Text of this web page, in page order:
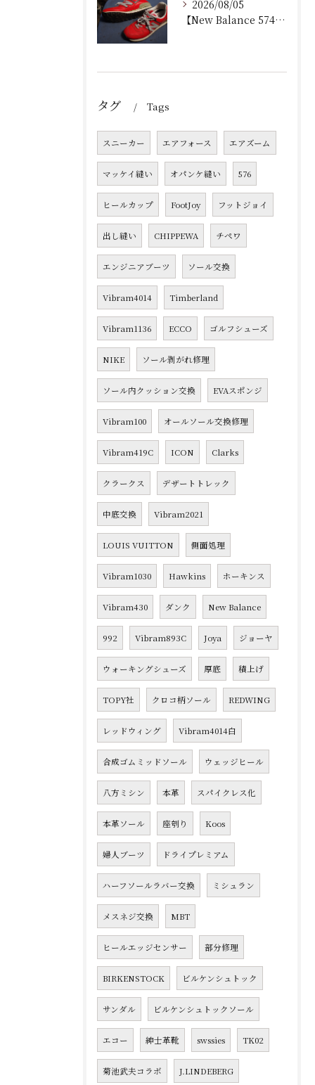
2026/08/05
【New Balance 574 修理｜加水分解したウェッジ...
タグ Tags
スニーカー エアフォース エアズーム
マッケイ縫い オパンケ縫い 576
ヒールカップ FootJoy フットジョイ
出し縫い CHIPPEWA チペワ
エンジニアブーツ ソール交換
Vibram4014 Timberland
Vibram1136 ECCO ゴルフシューズ
NIKE ソール剥がれ修理
ソール内クッション交換 EVAスポンジ
Vibram100 オールソール交換修理
Vibram419C ICON Clarks
クラークス デザートトレック
中底交換 Vibram2021
LOUIS VUITTON 側面処理
Vibram1030 Hawkins ホーキンス
Vibram430 ダンク New Balance
992 Vibram893C Joya ジョーヤ
ウォーキングシューズ 厚底 積上げ
TOPY社 クロコ柄ソール REDWING
レッドウィング Vibram4014白
合成ゴムミッドソール ウェッジヒール
八方ミシン 本革 スパイクレス化
本革ソール 座刳り Koos
婦人ブーツ ドライプレミアム
ハーフソールラバー交換 ミシュラン
メスネジ交換 MBT
ヒールエッジセンサー 部分修理
BIRKENSTOCK ビルケンシュトック
サンダル ビルケンシュトックソール
エコー 紳士革靴 swssies TK02
菊池武夫コラボ J.LINDEBERG